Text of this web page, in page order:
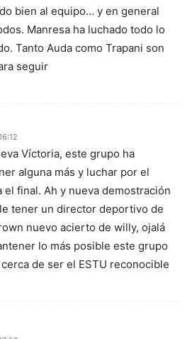
bien al equipo… y en general
Manresa ha luchado todo lo
Tanto Auda como Trapani son
seguir
Víctoria, este grupo ha
alguna más y luchar por el
el final. Ah y nueva demostración
tener un director deportivo de
nuevo acierto de willy, ojalá
lo más posible este grupo
de ser el ESTU reconocible